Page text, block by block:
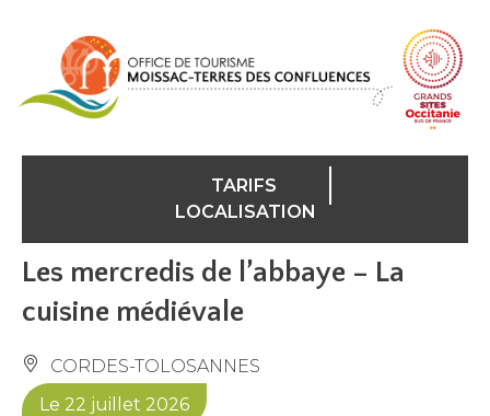
TARIFS
LOCALISATION
Les mercredis de l’abbaye – La
cuisine médiévale
CORDES-TOLOSANNES
Le 22 juillet 2026